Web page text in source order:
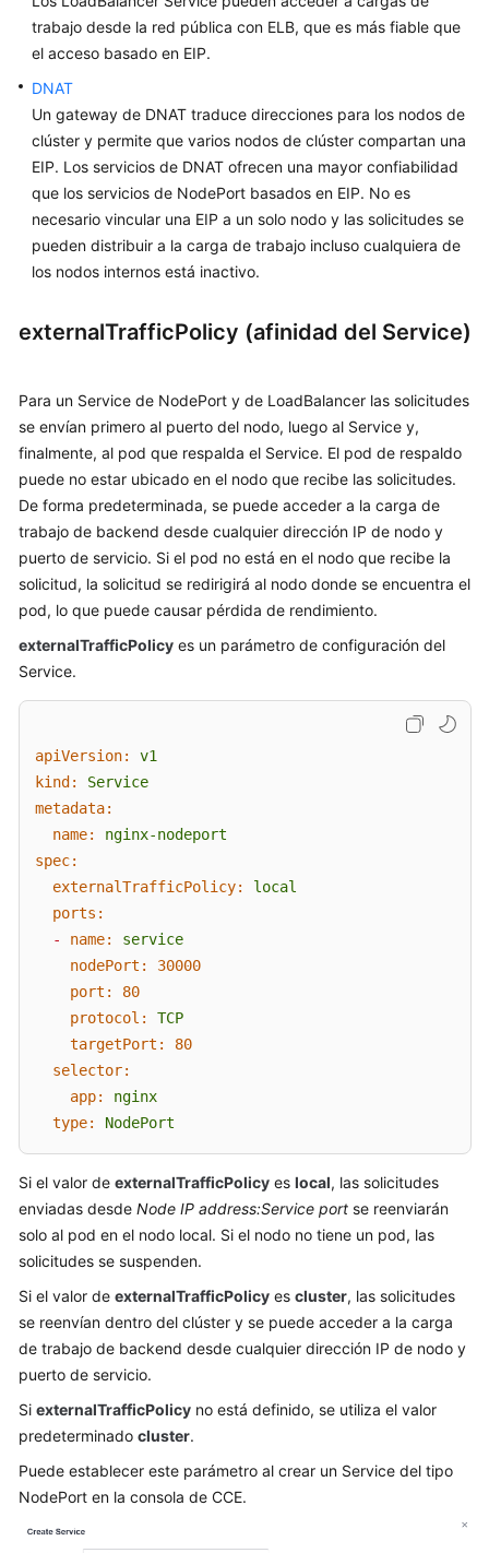
contenedores
Monitoreo
y
alarma
Logs
ConfigMaps
Auto
Scaling
Complementos
Gráfico
de
Helm
Service
(CTS)
Gestión
del
almacenamiento:
FlexVolume
Preguntas
frecuentes
el
contenido
no
está
disponible
el
seleccionado.
Sugerimos
consultar
versión
en
inglés.
trabajo desde la red pública con ELB, que es más fiable que
el acceso basado en EIP.
DNAT
Un gateway de DNAT traduce direcciones para los nodos de
clúster y permite que varios nodos de clúster compartan una
EIP. Los servicios de DNAT ofrecen una mayor confiabilidad
que los servicios de NodePort basados en EIP. No es
necesario vincular una EIP a un solo nodo y las solicitudes se
pueden distribuir a la carga de trabajo incluso cualquiera de
los nodos internos está inactivo.
externalTrafficPolicy (afinidad del Service)
Para un Service de NodePort y de LoadBalancer las solicitudes
se envían primero al puerto del nodo, luego al Service y,
finalmente, al pod que respalda el Service. El pod de respaldo
puede no estar ubicado en el nodo que recibe las solicitudes.
De forma predeterminada, se puede acceder a la carga de
trabajo de backend desde cualquier dirección IP de nodo y
puerto de servicio. Si el pod no está en el nodo que recibe la
solicitud, la solicitud se redirigirá al nodo donde se encuentra el
pod, lo que puede causar pérdida de rendimiento.
externalTrafficPolicy es un parámetro de configuración del
Service.
apiVersion:
v1
kind:
Service
metadata:
name:
nginx-nodeport
spec:
externalTrafficPolicy:
local
ports:
-
name:
service
nodePort:
30000
port:
80
protocol:
TCP
targetPort:
80
selector:
app:
nginx
type:
NodePort
Si el valor de externalTrafficPolicy es local, las solicitudes
enviadas desde Node IP address:Service port se reenviarán
solo al pod en el nodo local. Si el nodo no tiene un pod, las
solicitudes se suspenden.
Si el valor de externalTrafficPolicy es cluster, las solicitudes
se reenvían dentro del clúster y se puede acceder a la carga
de trabajo de backend desde cualquier dirección IP de nodo y
puerto de servicio.
Si externalTrafficPolicy no está definido, se utiliza el valor
predeterminado cluster.
Puede establecer este parámetro al crear un Service del tipo
NodePort en la consola de CCE.